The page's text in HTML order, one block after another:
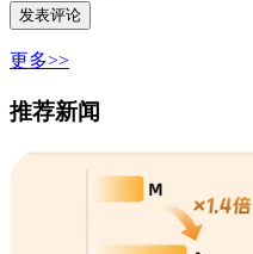
更多>>
推荐新闻